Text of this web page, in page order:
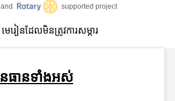
and supported project
មេរៀនដែលមិនត្រូវការសម្ភារ
ធានទាំងអស់